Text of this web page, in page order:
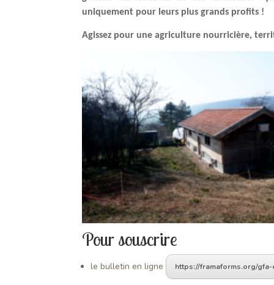
uniquement pour leurs plus grands profits !
Agissez pour une agriculture nourricière,
Pour souscrire
le bulletin en ligne https://framaforms.org/